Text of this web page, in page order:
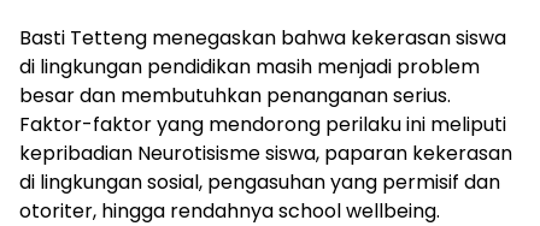
Basti Tetteng menegaskan bahwa kekerasan siswa
di lingkungan pendidikan masih menjadi problem
besar dan membutuhkan penanganan serius.
Faktor-faktor yang mendorong perilaku ini meliputi
kepribadian Neurotisisme siswa, paparan kekerasan
di lingkungan sosial, pengasuhan yang permisif dan
otoriter, hingga rendahnya school wellbeing.